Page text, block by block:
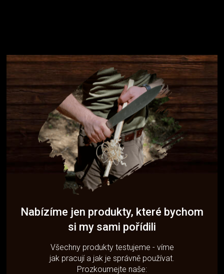
Nabízíme jen produkty, které bychom
si my sami pořídili
Všechny produkty testujeme - víme
jak pracují a jak je správně používat.
Prozkoumejte naše: